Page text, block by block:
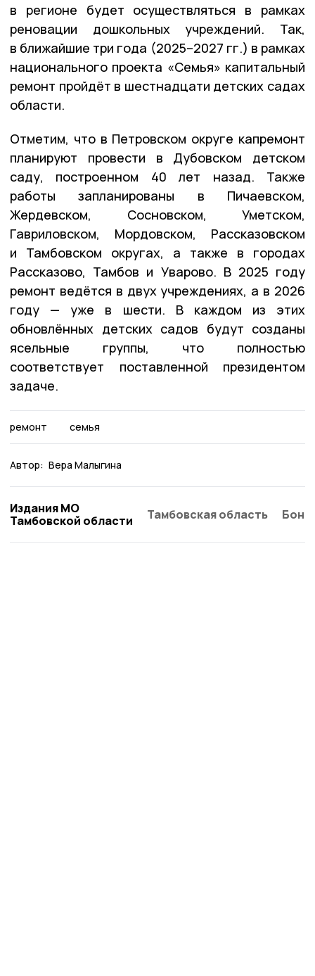
в регионе будет осуществляться в рамках
реновации дошкольных учреждений. Так,
в ближайшие три года (2025–2027 гг.) в рамках
национального проекта «Семья» капитальный
ремонт пройдёт в шестнадцати детских садах
области.
Отметим, что в Петровском округе капремонт
планируют провести в Дубовском детском
саду, построенном 40 лет назад. Также
работы запланированы в Пичаевском,
Жердевском, Сосновском, Уметском,
Гавриловском, Мордовском, Рассказовском
и Тамбовском округах, а также в городах
Рассказово, Тамбов и Уварово. В 2025 году
ремонт ведётся в двух учреждениях, а в 2026
году — уже в шести. В каждом из этих
обновлённых детских садов будут созданы
ясельные группы, что полностью
соответствует поставленной президентом
задаче.
ремонт семья
Автор: Вера Малыгина
Издания МО
Тамбовской области
Тамбовская область